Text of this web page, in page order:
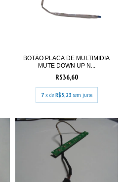
BOTÃO PLACA DE MULTIMÍDIA
MUTE DOWN UP N...
R$36,60
7 x de R$5,23 sem juros